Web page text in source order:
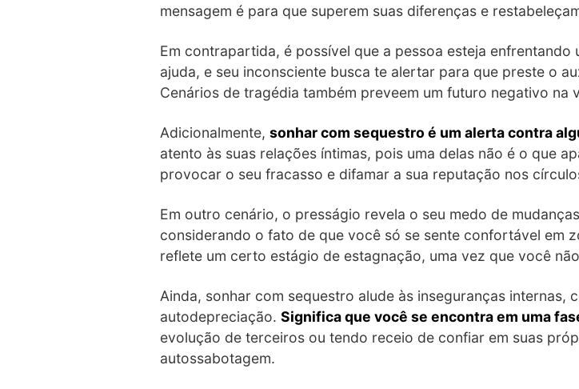
mensagem é para que superem suas diferenças e
Em contrapartida, é possível que a pessoa esteja
ajuda, e seu inconsciente busca te alertar para que preste o
Cenários de tragédia também preveem um futuro negativo na
Adicionalmente, sonhar com sequestro é um alerta contra
atento às suas relações íntimas, pois uma delas não é o que
provocar o seu fracasso e difamar a sua reputação nos
Em outro cenário, o presságio revela o seu medo de
considerando o fato de que você só se sente confortável em
reflete um certo estágio de estagnação, uma vez que você
Ainda, sonhar com sequestro alude às inseguranças internas,
autodepreciação. Significa que você se encontra em uma
evolução de terceiros ou tendo receio de confiar em suas
autossabotagem.